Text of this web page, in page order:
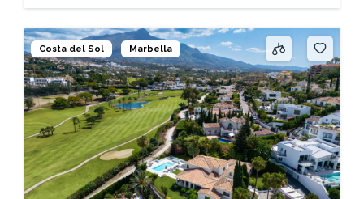
Costa del Sol Marbella